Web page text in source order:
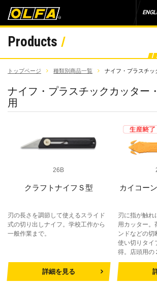
Products
トップページ 種類別商品一覧 ナイフ・プラスチッ
ナイフ・プラスチックカッター
用
26B
クラフトナイフＳ型
刃の長さを調節して使えるスライド
式の切り出しナイフ。学校工作から
一般作業まで。
詳細を見る
カイコー
刃に指が触れ
用カッター。
ンドなどの切
使い切りタイ
得。店頭用の